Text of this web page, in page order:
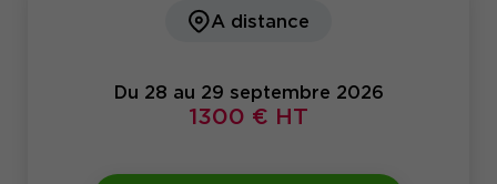
A distance
Du 28 au 29 septembre 2026
1300 € HT